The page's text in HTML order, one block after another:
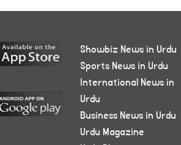
Showbiz News in Urdu
Sports News in Urdu
International News in
Urdu
Business News in Urdu
Urdu Magazine